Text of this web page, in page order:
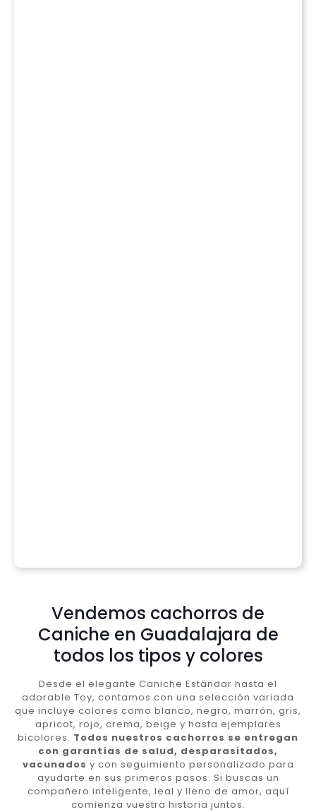
Vendemos cachorros de
Caniche en Guadalajara de
todos los tipos y colores
Desde el elegante Caniche Estándar hasta el
adorable Toy, contamos con una selección variada
que incluye colores como blanco, negro, marrón, gris,
apricot, rojo, crema, beige y hasta ejemplares
bicolores. Todos nuestros cachorros se entregan
con garantías de salud, desparasitados,
vacunados y con seguimiento personalizado para
ayudarte en sus primeros pasos. Si buscas un
compañero inteligente, leal y lleno de amor, aquí
comienza vuestra historia juntos.